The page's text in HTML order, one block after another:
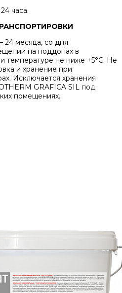
часа.
24 месяца, со дня
на поддонах в
температуре не ниже +5°C. Не
и хранение при
Исключается хранения
GRAFICA SIL под
помещениях.